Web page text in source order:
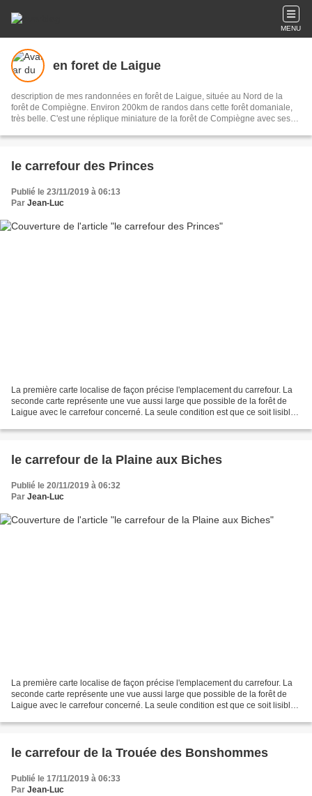
MENU
en foret de Laigue
description de mes randonnées en forêt de Laigue, située au Nord de la
forêt de Compiègne. Environ 200km de randos dans cette forêt domaniale,
très belle. C'est une réplique miniature de la forêt de Compiègne avec ses
illustrée avec environ 10000 photos et les parcours de mes randonnées.
le carrefour des Princes
Publié le 23/11/2019 à 06:13
Par Jean-Luc
La première carte localise de façon précise l'emplacement du carrefour. La
seconde carte représente une vue aussi large que possible de la forêt de
Laigue avec le carrefour concerné. La seule condition est que ce soit lisible.
le carrefour de la Plaine aux Biches
Publié le 20/11/2019 à 06:32
Par Jean-Luc
La première carte localise de façon précise l'emplacement du carrefour. La
seconde carte représente une vue aussi large que possible de la forêt de
Laigue avec le carrefour concerné. La seule condition est que ce soit lisible.
le carrefour de la Trouée des Bonshommes
Publié le 17/11/2019 à 06:33
Par Jean-Luc